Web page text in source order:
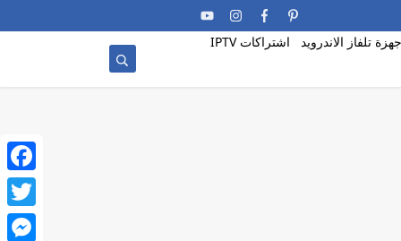
تلفاز الاندرويد اشتراكات IPTV